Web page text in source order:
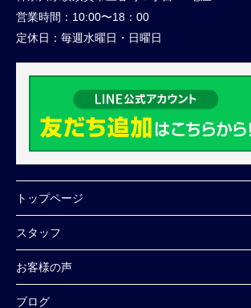
営業時間： 10:00〜18：00
定休日： 毎週水曜日・日曜日
トップページ
スタッフ
お客様の声
ブログ